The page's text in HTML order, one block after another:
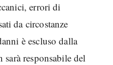
errori di
da circostanze
è escluso dalla
sarà responsabile del